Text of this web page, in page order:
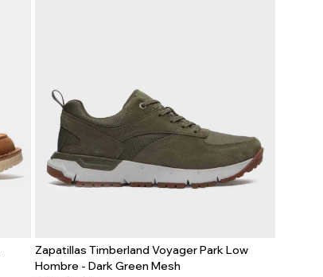
Zapatillas Timberland Voyager Park Low
Hombre - Dark Green Mesh